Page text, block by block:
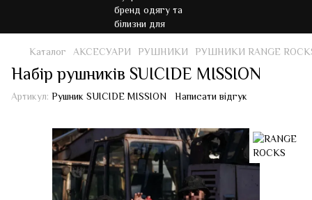
Каталог АКСЕСУАРИ РУШНИКИ РУШНИКИ RANGE
Набір рушників SUICIDE MISSION
Артикул: Рушник SUICIDE MISSION Написати відгук